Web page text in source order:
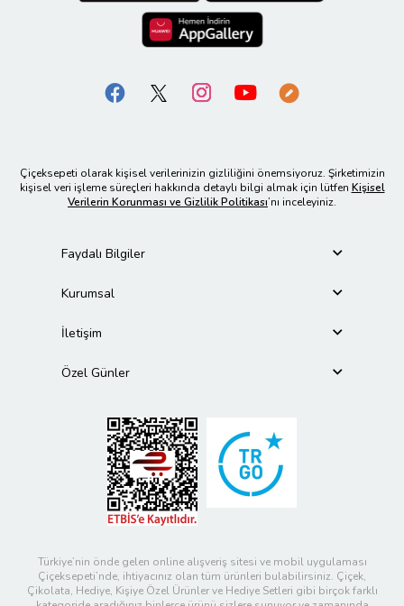
Çiçeksepeti olarak kişisel verilerinizin gizliliğini önemsiyoruz. Şirketimizin
kişisel veri işleme süreçleri hakkında detaylı bilgi almak için lütfen Kişisel
Verilerin Korunması ve Gizlilik Politikası’nı inceleyiniz.
Faydalı Bilgiler
Kurumsal
İletişim
Özel Günler
Türkiye’nin önde gelen online alışveriş sitesi ve mobil uygulaması
Çiçeksepeti’nde, ihtiyacınız olan tüm ürünleri bulabilirsiniz. Çiçek,
Çikolata, Hediye, Kişiye Özel Ürünler ve Hediye Setleri gibi birçok farklı